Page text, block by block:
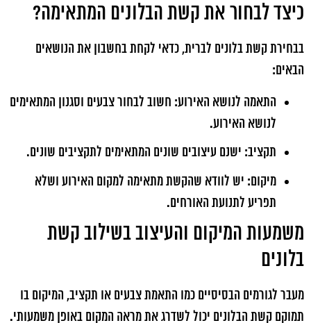
כיצד לבחור את קשת הבלונים המתאימה?
בבחירת קשת בלונים לברית, כדאי לקחת בחשבון את הנושאים
הבאים:
התאמה לנושא האירוע: חשוב לבחור צבעים וסגנון המתאימים
לנושא האירוע.
תקציב: ישנם עיצובים שונים המתאימים לתקציבים שונים.
מיקום: יש לוודא שהקשת מתאימה למקום האירוע ושלא
תפריע לתנועת האורחים.
משמעות המיקום והעיצוב בשילוב קשת
בלונים
מעבר לגורמים הבסיסיים כמו התאמת צבעים או תקציב, המיקום בו
תמוקם קשת הבלונים יכול לשדרג את מראה המקום באופן משמעותי.